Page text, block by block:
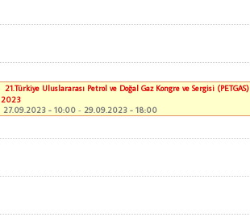
21.Türkiye Uluslararası Petrol ve Doğal Gaz Kongre ve Sergisi (PETGAS)
2023
27.09.2023 - 10:00 - 29.09.2023 - 18:00